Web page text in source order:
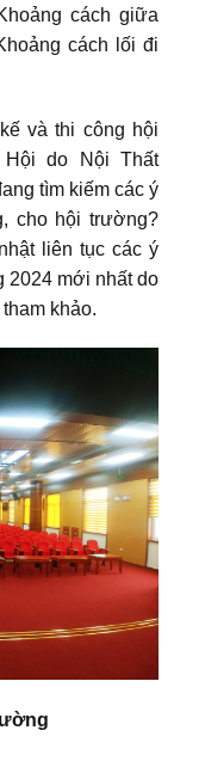
cách giữa
cách lối đi
và thi công hội
do Nội Thất
tìm kiếm các ý
cho hội trường?
liên tục các ý
2024 mới nhất do
khảo.